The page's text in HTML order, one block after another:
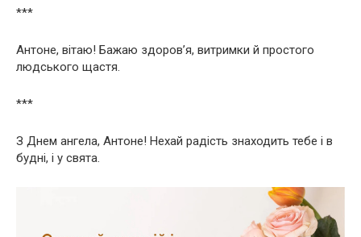
***
Антоне, вітаю! Бажаю здоров’я, витримки й простого
людського щастя.
***
З Днем ангела, Антоне! Нехай радість знаходить тебе і в
будні, і у свята.